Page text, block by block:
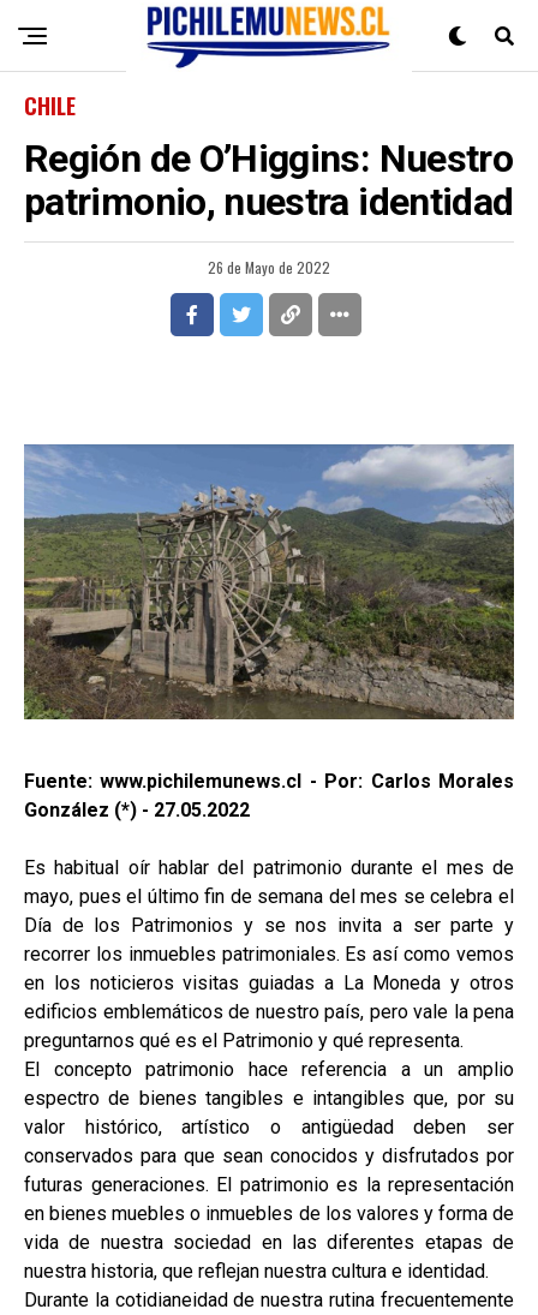
CHILE
Región de O’Higgins: Nuestro
patrimonio, nuestra identidad
26 de Mayo de 2022
Fuente: www.pichilemunews.cl - Por: Carlos Morales
González (*) - 27.05.2022
Es habitual oír hablar del patrimonio durante el mes de
mayo, pues el último fin de semana del mes se celebra el
Día de los Patrimonios y se nos invita a ser parte y
recorrer los inmuebles patrimoniales. Es así como vemos
en los noticieros visitas guiadas a La Moneda y otros
edificios emblemáticos de nuestro país, pero vale la pena
preguntarnos qué es el Patrimonio y qué representa.
El concepto patrimonio hace referencia a un amplio
espectro de bienes tangibles e intangibles que, por su
valor histórico, artístico o antigüedad deben ser
conservados para que sean conocidos y disfrutados por
futuras generaciones. El patrimonio es la representación
en bienes muebles o inmuebles de los valores y forma de
vida de nuestra sociedad en las diferentes etapas de
nuestra historia, que reflejan nuestra cultura e identidad.
Durante la cotidianeidad de nuestra rutina frecuentemente